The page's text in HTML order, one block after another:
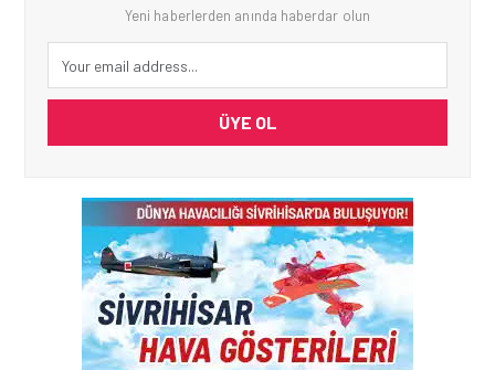
Yeni haberlerden anında haberdar olun
ÜYE OL